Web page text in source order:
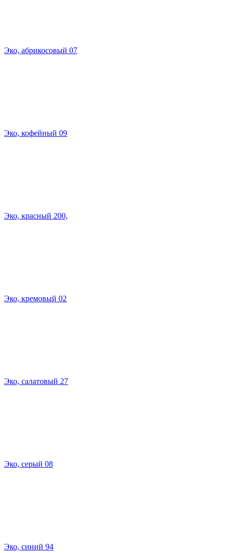
Эко, абрикосовый 07
Эко, кофейный 09
Эко, красный 200,
Эко, кремовый 02
Эко, салатовый 27
Эко, серый 08
Эко, синий 94